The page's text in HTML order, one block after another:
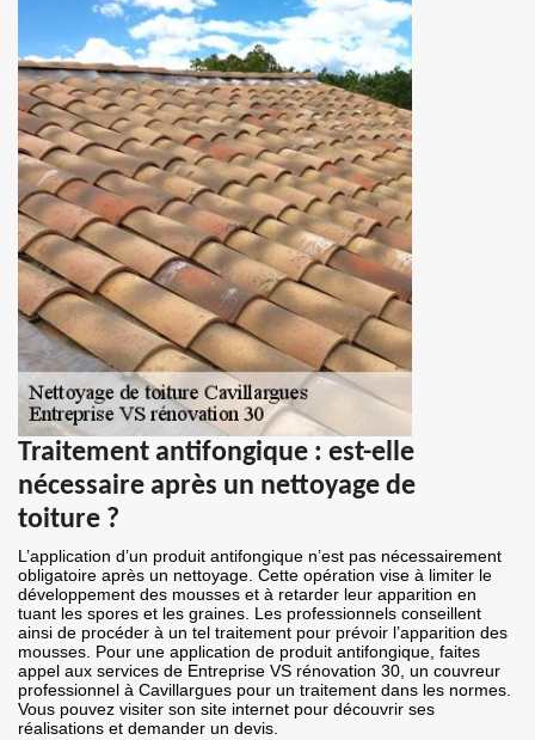
Traitement antifongique : est-elle
nécessaire après un nettoyage de
toiture ?
L’application d’un produit antifongique n’est pas nécessairement
obligatoire après un nettoyage. Cette opération vise à limiter le
développement des mousses et à retarder leur apparition en
tuant les spores et les graines. Les professionnels conseillent
ainsi de procéder à un tel traitement pour prévoir l’apparition des
mousses. Pour une application de produit antifongique, faites
appel aux services de Entreprise VS rénovation 30, un couvreur
professionnel à Cavillargues pour un traitement dans les normes.
Vous pouvez visiter son site internet pour découvrir ses
réalisations et demander un devis.